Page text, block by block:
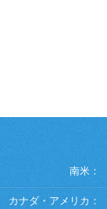
南米：
カナダ・アメリカ：